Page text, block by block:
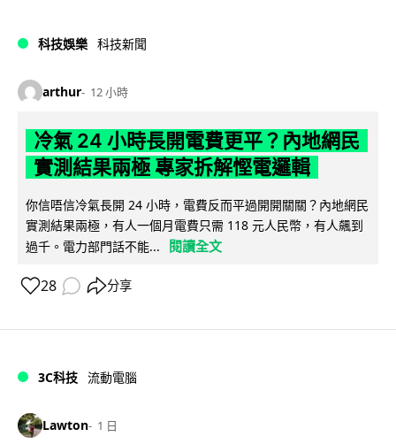
科技娛樂 科技新聞
arthur 12 小時
冷氣 24 小時長開電費更平？內地網民
實測結果兩極 專家拆解慳電邏輯
你信唔信冷氣長開 24 小時，電費反而平過開開關關？內地網民
實測結果兩極，有人一個月電費只需 118 元人民幣，有人飆到
過千。電力部門話不能...
閱讀全文
28 分享
3C科技 流動電腦
Lawton 1 日